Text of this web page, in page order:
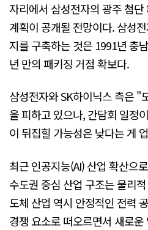
자리에서 삼성전자의 광주 첨
계획이 공개될 전망이다. 삼성
지를 구축하는 것은 1991년 충
년 만의 패키징 거점 확보다.
삼성전자와 SK하이닉스 측은 "
을 피하고 있으나, 간담회 일정
이 뒤집힐 가능성은 낮다는 게
최근 인공지능(AI) 산업 확산으
수도권 중심 산업 구조는 물리
도체 산업 역시 안정적인 전력
경쟁 요소로 떠오르면서 새로